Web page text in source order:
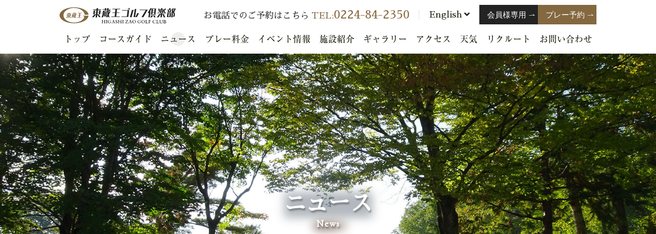
お電話でのご予約はこちら TEL:0224-84-2350 English 会員様専用 プレー予約
トップ コースガイド ニュース プレー料金 イベント情報 施設紹介 ギャラリー アクセス 天気 リクルート お問い合わせ
ニュース
News